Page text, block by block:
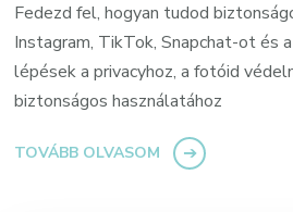
Fedezd fel, hogyan tudod
Instagram, TikTok, Snapchat-ot és
lépések a privacyhoz, a fotóid
biztonságos használatához
TOVÁBB OLVASOM